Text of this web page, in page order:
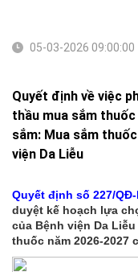
05-03-2026 09:00:00
Quyết định về việc
thầu mua sắm
sắm: Mua sắm
viện Da Liễu
Quyết định số 227/
duyệt kế hoạch lựa
của Bệnh viện Da
thuốc năm 2026-2027